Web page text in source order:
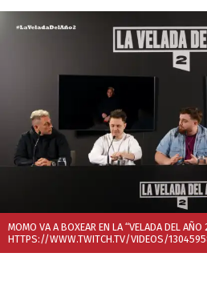
MOMO VA A BOXEAR EN LA “VELADA DEL
HTTPS://WWW.TWITCH.TV/VIDEOS/